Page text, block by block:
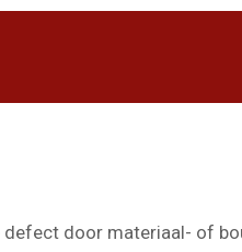
door materiaal- of